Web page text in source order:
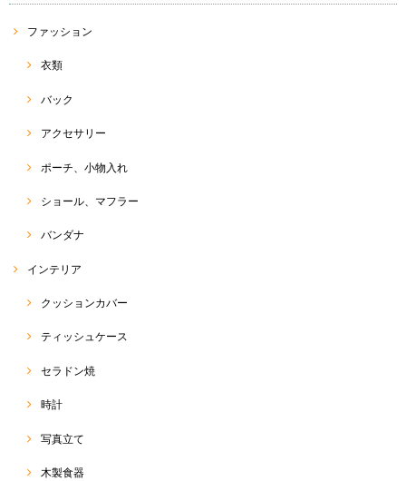
ファッション
衣類
バック
アクセサリー
ポーチ、小物入れ
ショール、マフラー
バンダナ
インテリア
クッションカバー
ティッシュケース
セラドン焼
時計
写真立て
木製食器